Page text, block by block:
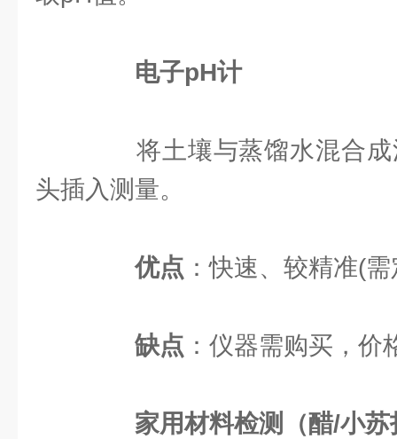
电子pH计
将土壤与蒸馏水混合成
头插入测量。
优点 ：快速、较精准(
缺点 ：仪器需购买，价
家用材料检测（醋/小苏